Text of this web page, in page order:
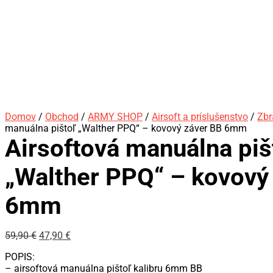
Domov / Obchod / ARMY SHOP / Airsoft a príslušenstvo /
manuálna pištoľ „Walther PPQ“ – kovový záver BB 6mm
Airsoftová manuálna
„Walther PPQ“ –
6mm
59,90€ 47,90 €
POPIS:
– airsoftová manuálna pištoľ kalibru 6mm BB